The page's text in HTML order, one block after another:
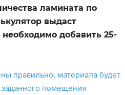
ламината по
выдаст
добавить 25-